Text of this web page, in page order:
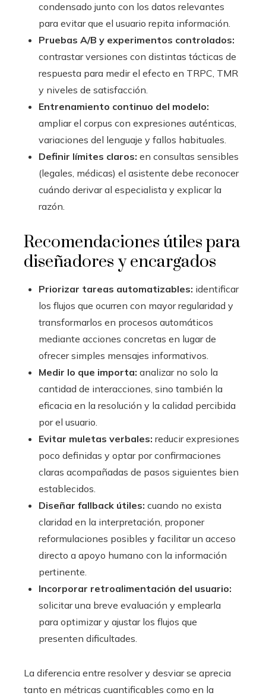
condensado junto con los datos relevantes
para evitar que el usuario repita información.
Pruebas A/B y experimentos controlados:
contrastar versiones con distintas tácticas de
respuesta para medir el efecto en TRPC, TMR
y niveles de satisfacción.
Entrenamiento continuo del modelo:
ampliar el corpus con expresiones auténticas,
variaciones del lenguaje y fallos habituales.
Definir límites claros: en consultas sensibles
(legales, médicas) el asistente debe reconocer
cuándo derivar al especialista y explicar la
razón.
Recomendaciones útiles para
diseñadores y encargados
Priorizar tareas automatizables: identificar
los flujos que ocurren con mayor regularidad y
transformarlos en procesos automáticos
mediante acciones concretas en lugar de
ofrecer simples mensajes informativos.
Medir lo que importa: analizar no solo la
cantidad de interacciones, sino también la
eficacia en la resolución y la calidad percibida
por el usuario.
Evitar muletas verbales: reducir expresiones
poco definidas y optar por confirmaciones
claras acompañadas de pasos siguientes bien
establecidos.
Diseñar fallback útiles: cuando no exista
claridad en la interpretación, proponer
reformulaciones posibles y facilitar un acceso
directo a apoyo humano con la información
pertinente.
Incorporar retroalimentación del usuario:
solicitar una breve evaluación y emplearla
para optimizar y ajustar los flujos que
presenten dificultades.
La diferencia entre resolver y desviar se aprecia
tanto en métricas cuantificables como en la